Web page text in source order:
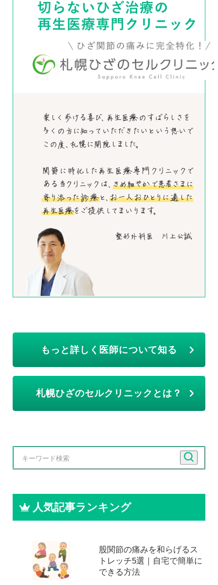
もっと詳しく医師について知る
札幌ひざのセルクリニックとは？
人気記事ランキング
股関節の痛みを和らげるス
トレッチ5選｜自宅で簡単に
できる方法